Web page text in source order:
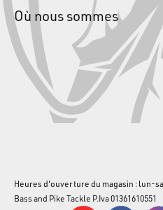
Où nous sommes
Heures d'ouverture du magasin : lun-
Bass and Pike Tackle P.Iva 01361610551